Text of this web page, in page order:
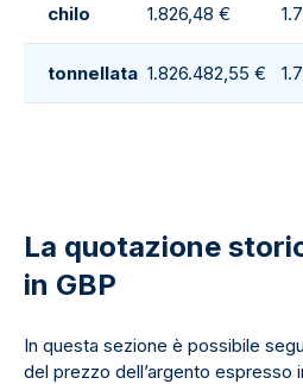
chilo 1.826,48 €
tonnellata 1.826.482,55 €
La quotazione
in GBP
In questa sezione è possibile
del prezzo dell’argento espresso